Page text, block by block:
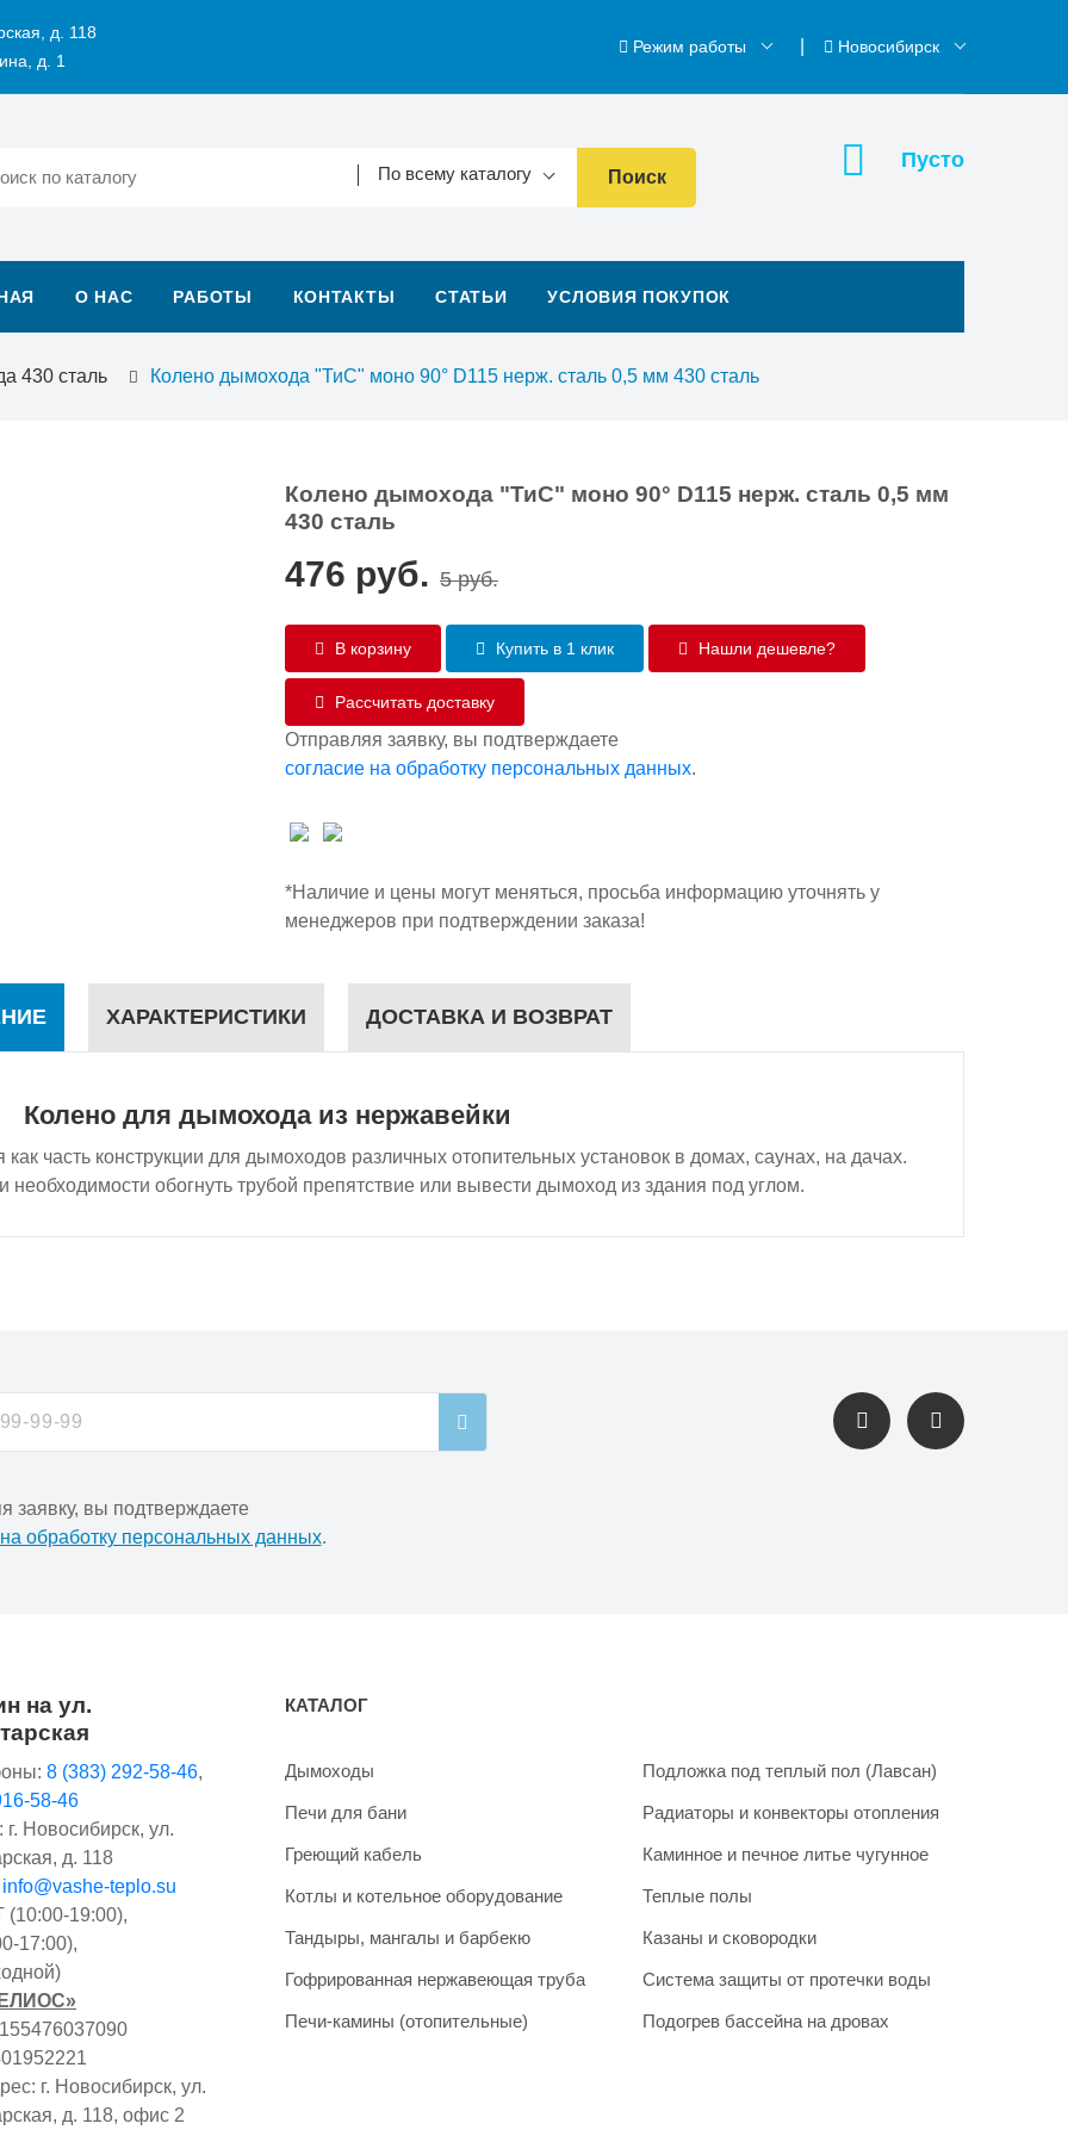
д. 118
д. 1
Режим работы Новосибирск
По всему каталогу Поиск
О НАС РАБОТЫ КОНТАКТЫ СТАТЬИ УСЛОВИЯ ПОКУПОК
Пусто
430 сталь Колено дымохода "ТиС" моно 90° D115 нерж. сталь 0,5 мм 430 сталь
Колено дымохода "ТиС" моно 90° D115 нерж. сталь 0,5 мм
430 сталь
476 руб. 5 руб.
В корзину Купить в 1 клик Нашли дешевле?
Рассчитать доставку
Отправляя заявку, вы подтверждаете
согласие на обработку персональных данных.
*Наличие и цены могут меняться, просьба информацию уточнять у
менеджеров при подтверждении заказа!
ХАРАКТЕРИСТИКИ ДОСТАВКА И ВОЗВРАТ
Колено для дымохода из нержавейки
часть конструкции для дымоходов различных отопительных установок в домах, саунах, на дачах.
необходимости обогнуть трубой препятствие или вывести дымоход из здания под углом.
заявку, вы подтверждаете
обработку персональных данных.
на ул.
8 (383) 292-58-46,
58-46
г. Новосибирск, ул.
д. 118
info@vashe-teplo.su
19:00),
17:00),
г. Новосибирск, ул.
д. 118, офис 2
КАТАЛОГ
Дымоходы
Печи для бани
Греющий кабель
Котлы и котельное оборудование
Тандыры, мангалы и барбекю
Гофрированная нержавеющая труба
Печи-камины (отопительные)
Подложка под теплый пол (Лавсан)
Радиаторы и конвекторы отопления
Каминное и печное литье чугунное
Теплые полы
Казаны и сковородки
Система защиты от протечки воды
Подогрев бассейна на дровах